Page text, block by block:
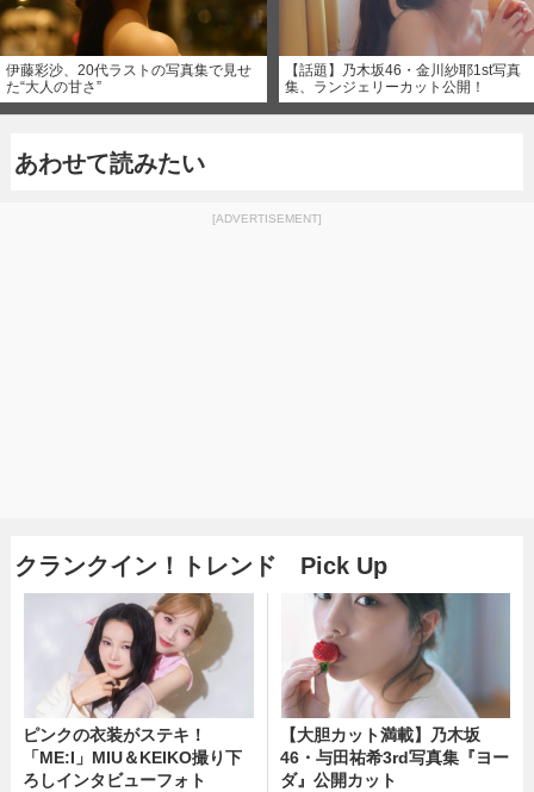
伊藤彩沙、20代ラストの写真集で見せ
た“大人の甘さ”
【話題】乃木坂46・金川紗耶1st写真
集、ランジェリーカット公開！
あわせて読みたい
[ADVERTISEMENT]
クランクイン！トレンド Pick Up
ピンクの衣装がステキ！
「ME:I」MIU＆KEIKO撮り下
ろしインタビューフォト
【大胆カット満載】乃木坂
46・与田祐希3rd写真集『ヨー
ダ』公開カット